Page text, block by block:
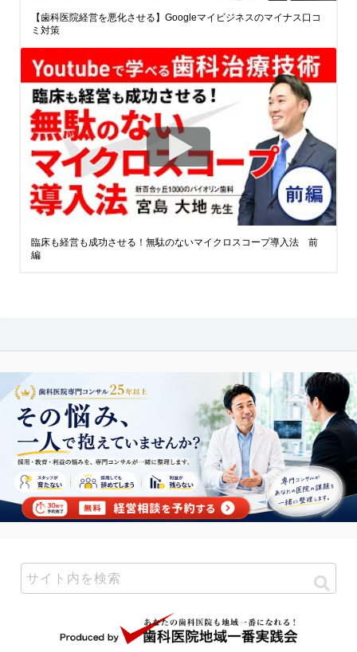
【歯科医院経営を悪化させる】Googleマイビジネスのマイナス口コ
ミ対策
臨床も経営も成功させる！無駄のないマイクロスコープ導入法 前
編